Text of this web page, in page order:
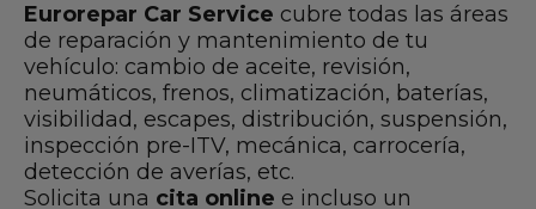
Solicitar una cita
Presupuesto Online
Incorporarse a la RED
La Marca
Eurorepar Car Service cubre todas las áreas
de reparación y mantenimiento de tu
vehículo: cambio de aceite, revisión,
neumáticos, frenos, climatización, baterías,
visibilidad, escapes, distribución, suspensión,
inspección pre-ITV, mecánica, carrocería,
detección de averías, etc.
Solicita una cita online e incluso un